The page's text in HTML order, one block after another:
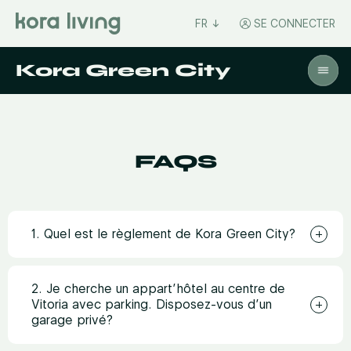
FR SE CONNECTER
Kora Green City
FAQS
1. Quel est le règlement de Kora Green City?
gratuit pour toute réservation faite directement à
partir de 10h00 (sous disponibilité).
Check-out: jusqu’à 12:00h. Late check-out
gratuit pour toute réservation faite directement à
2. Je cherche un appart’hôtel au centre de
Vitoria avec parking. Disposez-vous d’un
garage privé?